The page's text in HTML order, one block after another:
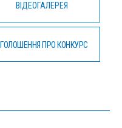
ВІДЕОГАЛЕРЕЯ
ПРО КОНКУРС